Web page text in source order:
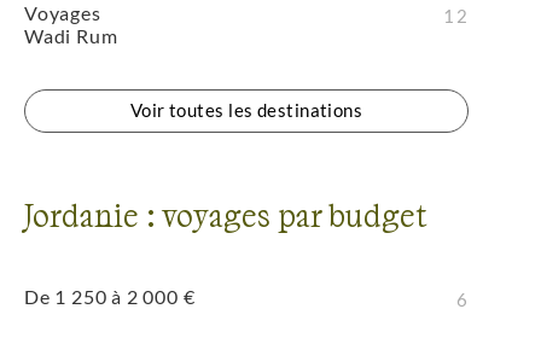
Voyages
Wadi Rum
12
Voir toutes les destinations
Jordanie : voyages par budget
De 1 250 à 2 000 € 6